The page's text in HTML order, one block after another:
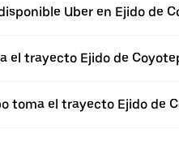
Uber en Ejido de
el trayecto Ejido de
toma el trayecto Ejido de